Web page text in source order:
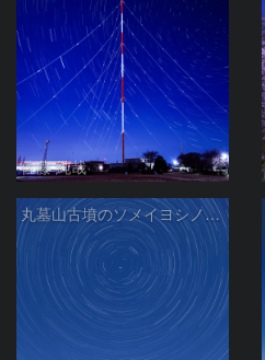
佐藤 純哉
丸墓山古墳のソメイヨシノと日周運動